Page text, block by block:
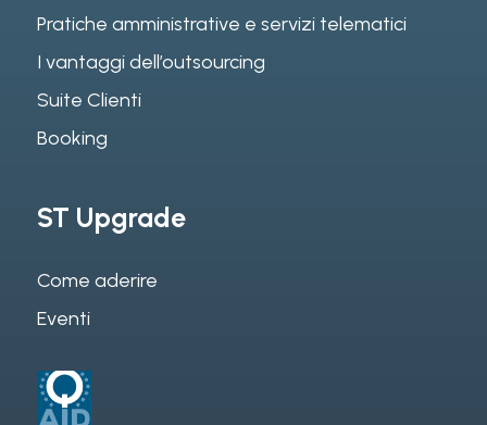
Pratiche amministrative e servizi telematici
I vantaggi dell’outsourcing
Suite Clienti
Booking
ST Upgrade
Come aderire
Eventi